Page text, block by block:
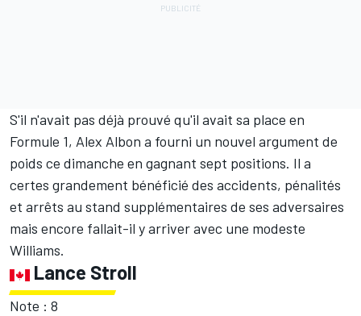
S'il n'avait pas déjà prouvé qu'il avait sa place en
Formule 1, Alex Albon a fourni un nouvel argument de
poids ce dimanche en gagnant sept positions. Il a
certes grandement bénéficié des accidents, pénalités
et arrêts au stand supplémentaires de ses adversaires
mais encore fallait-il y arriver avec une modeste
Williams.
Lance Stroll
Note : 8